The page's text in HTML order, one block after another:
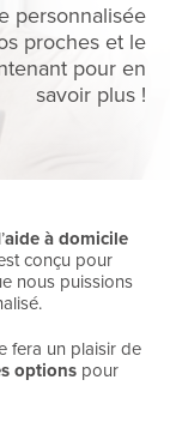
personnalisée
proches et le
pour en
savoir plus !
aide à domicile
conçu pour
nous puissions
fera un plaisir de
options pour